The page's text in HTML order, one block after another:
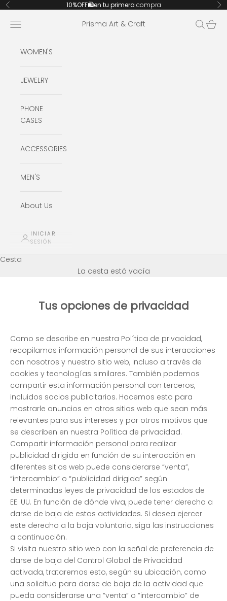
Ir al contenido
Anterior 10%OFF🛍️en tu primera compra
Prisma Art & Craft
Abrir menú de navegación AbrirAbrir
WOMEN'S
JEWELRY
PHONE
CASES
ACCESSORIES
MEN'S
About Us
INICIAR
SESIÓN
Cesta
La cesta está vacía
Tus opciones de privacidad
Como se describe en nuestra Política de privacidad,
recopilamos información personal de sus interacciones
con nosotros y nuestro sitio web, incluso a través de
cookies y tecnologías similares. También podemos
compartir esta información personal con terceros,
incluidos socios publicitarios. Hacemos esto para
mostrarle anuncios en otros sitios web que sean más
relevantes para sus intereses y por otros motivos que
se describen en nuestra Política de privacidad.
Compartir información personal para realizar
publicidad dirigida en función de su interacción en
diferentes sitios web puede considerarse “venta”,
“intercambio” o “publicidad dirigida” según
determinadas leyes de privacidad de los estados de
EE. UU. En función de dónde viva, puede tener derecho a
darse de baja de estas actividades. Si desea ejercer
este derecho a la baja voluntaria, siga las instrucciones
a continuación.
Si visita nuestro sitio web con la señal de preferencia de
darse de baja del Control Global de Privacidad
activada, trataremos esto, según su ubicación, como
una solicitud para darse de baja de la actividad que
pueda considerarse una “venta” o “intercambio” de